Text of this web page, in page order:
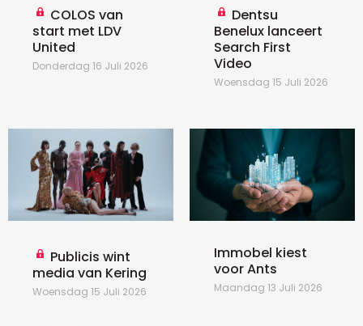
COLOS van
start met LDV
United
Donderdag 16 Juli 2026
Dentsu
Benelux lanceert
Search First
Video
Woensdag 15 Juli 2026
Publicis wint
media van Kering
Woensdag 15 Juli 2026
Immobel kiest
voor Ants
Maandag 13 Juli 2026